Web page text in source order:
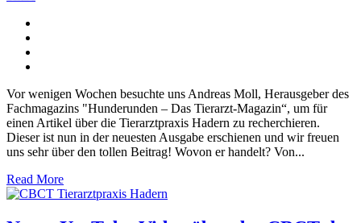
Vor wenigen Wochen besuchte uns Andreas Moll, Herausgeber des
Fachmagazins "Hunderunden – Das Tierarzt-Magazin“, um für
einen Artikel über die Tierarztpraxis Hadern zu recherchieren.
Dieser ist nun in der neuesten Ausgabe erschienen und wir freuen
uns sehr über den tollen Beitrag! Wovon er handelt? Von...
Read More